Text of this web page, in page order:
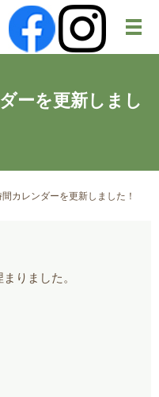
メ
ーを更新しまし
カレンダーを更新しました！
りました。